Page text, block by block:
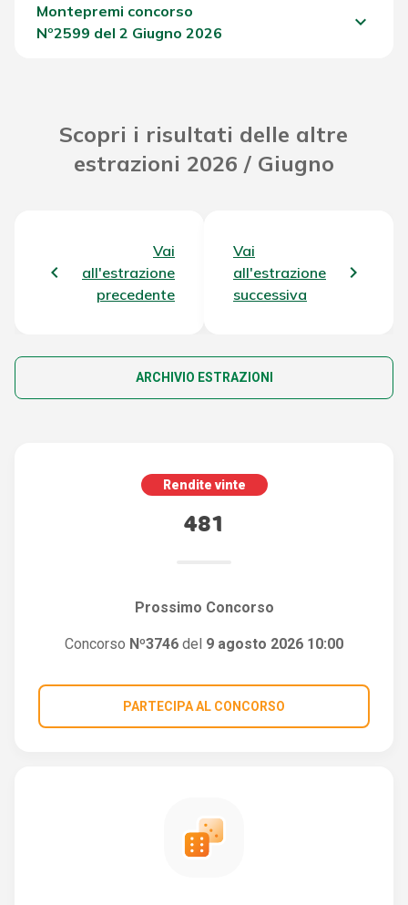
Montepremi concorso
Nº2599 del 2 Giugno 2026
keyboard_arrow_down
Scopri i risultati delle altre
estrazioni 2026 / Giugno
Vai
all'estrazione
precedente
Vai
all'estrazione
successiva
ARCHIVIO ESTRAZIONI
Rendite vinte
481
Prossimo Concorso
Concorso Nº3746 del 9 agosto 2026 10:00
PARTECIPA AL CONCORSO